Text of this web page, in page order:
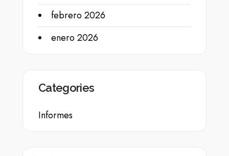
febrero 2026
enero 2026
Categories
Informes